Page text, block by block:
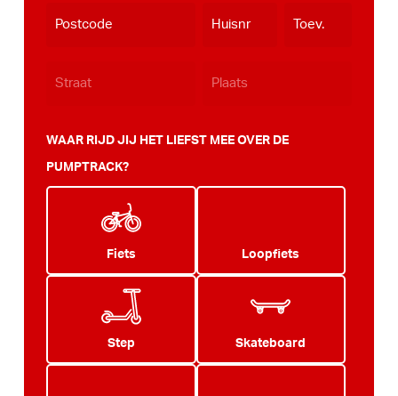
JJJJ
WAAR RIJD JIJ HET LIEFST MEE OVER DE
PUMPTRACK?
Fiets Loopfiets
Step Skateboard